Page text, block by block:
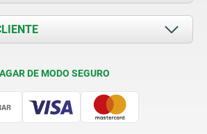
DE MODO SEGURO